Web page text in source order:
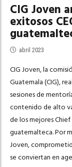
CIG Joven
exitosos
abril 2023
CIG Joven, la
Guatemala (CIG),
sesiones de
contenido de alto
de los mejores
guatemalteca. Por
Joven,
se conviertan en